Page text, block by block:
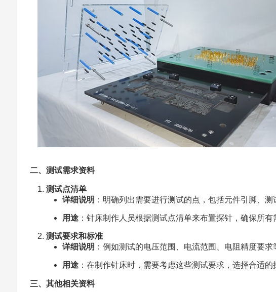
二、测试需求资料
测试点清单
详细说明 ：明确列出需要进行测试的点，包括元件引脚、
用途 ：针床制作人员根据测试点清单来布置探针，确保所有
测试要求和标准
详细说明 ：例如测试的电压范围、电流范围、电阻精度要
用途 ：在制作针床时，需要考虑这些测试要求，选择合适
三、其他相关资料